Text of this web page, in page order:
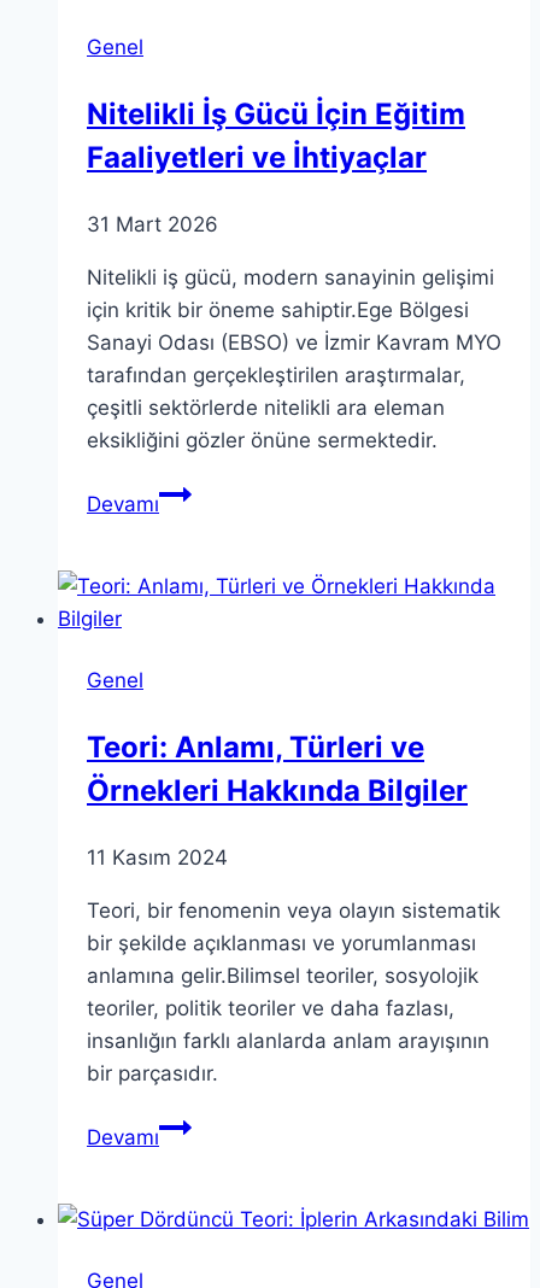
Genel
Nitelikli İş Gücü İçin Eğitim
Faaliyetleri ve İhtiyaçlar
31 Mart 2026
Nitelikli iş gücü, modern sanayinin gelişimi
için kritik bir öneme sahiptir.Ege Bölgesi
Sanayi Odası (EBSO) ve İzmir Kavram MYO
tarafından gerçekleştirilen araştırmalar,
çeşitli sektörlerde nitelikli ara eleman
eksikliğini gözler önüne sermektedir.
DevamıNitelikli
İçin
Genel
Teori: Anlamı, Türleri ve
Örnekleri Hakkında Bilgiler
11 Kasım 2024
Teori, bir fenomenin veya olayın sistematik
bir şekilde açıklanması ve yorumlanması
anlamına gelir.Bilimsel teoriler, sosyolojik
teoriler, politik teoriler ve daha fazlası,
insanlığın farklı alanlarda anlam arayışının
bir parçasıdır.
DevamıTeori:
ve
Genel